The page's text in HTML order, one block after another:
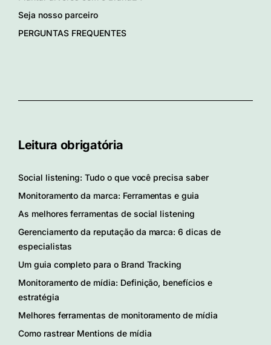
Seja nosso parceiro
PERGUNTAS FREQUENTES
Leitura obrigatória
Social listening: Tudo o que você precisa saber
Monitoramento da marca: Ferramentas e guia
As melhores ferramentas de social listening
Gerenciamento da reputação da marca: 6 dicas de
especialistas
Um guia completo para o Brand Tracking
Monitoramento de mídia: Definição, benefícios e
estratégia
Melhores ferramentas de monitoramento de mídia
Como rastrear Mentions de mídia